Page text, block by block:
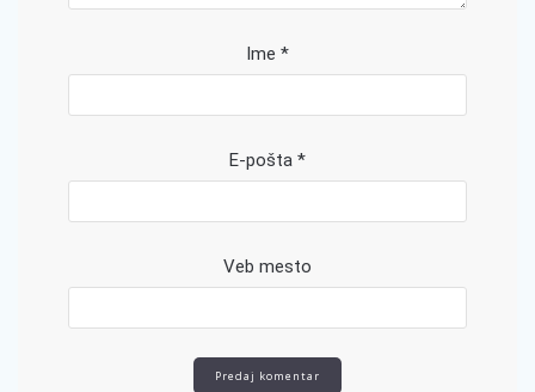
Ime *
E-pošta *
Veb mesto